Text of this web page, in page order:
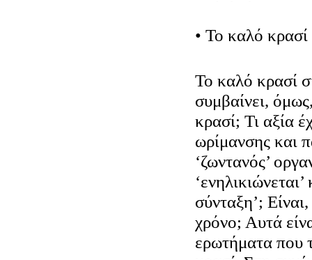
• Το καλό κρασί
Το καλό κρασί
συμβαίνει,
κρασί; Τι αξία
ωρίμανσης και
‘ζωντανός’
σύνταξη’;
χρόνο; Αυτά
ερωτήματα που